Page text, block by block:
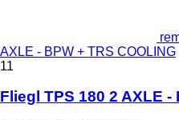
AXLE - BPW + TRS COOLING
11
Fliegl TPS 180 2 AXLE -